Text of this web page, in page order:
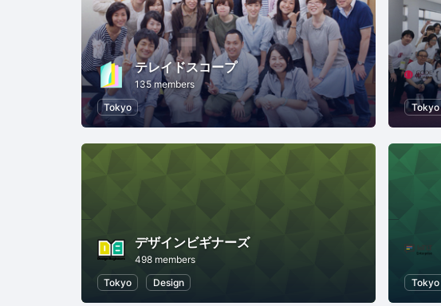
テレイドスコープ
135 members
Tokyo
Tokyo
デザインビギナーズ
498 members
Tokyo
Design
Tokyo